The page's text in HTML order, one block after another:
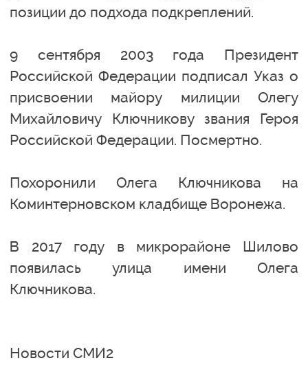
позиции до подхода подкреплений.
9 сентября 2003 года Президент
Российской Федерации подписал Указ о
присвоении майору милиции Олегу
Михайловичу Ключникову звания Героя
Российской Федерации. Посмертно.
Похоронили Олега Ключникова на
Коминтерновском кладбище Воронежа.
В 2017 году в микрорайоне Шилово
появилась улица имени Олега
Ключникова.
Новости СМИ2